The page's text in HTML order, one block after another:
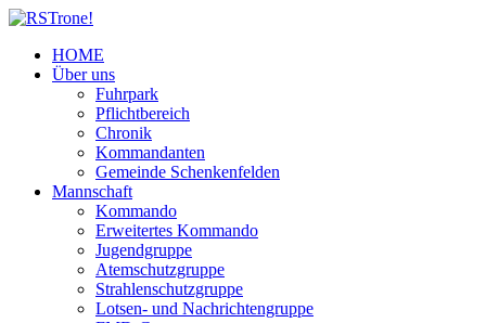
HOME
Über uns
Fuhrpark
Pflichtbereich
Chronik
Kommandanten
Gemeinde Schenkenfelden
Mannschaft
Kommando
Erweitertes Kommando
Jugendgruppe
Atemschutzgruppe
Strahlenschutzgruppe
Lotsen- und Nachrichtengruppe